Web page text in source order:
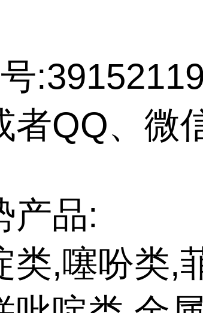
者QQ、微
产品:
类,噻吩类,